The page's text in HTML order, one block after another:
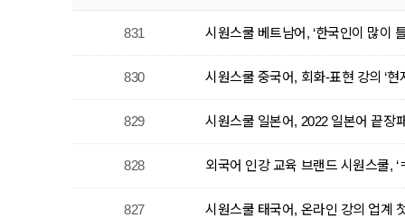
831 시원스쿨 베트남어, ‘한국인이 많이
830 시원스쿨 중국어, 회화-표현 강의 ‘
829 시원스쿨 일본어, 2022 일본어 끝장
828 외국어 인강 교육 브랜드 시원스쿨, ‘
827 시원스쿨 태국어, 온라인 강의 업계